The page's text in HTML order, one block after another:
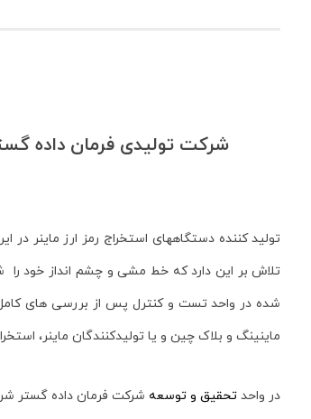
تلاش بر این دارد که خط مشی و چشم انداز خود را
شده در واحد تست و کنترل پس از بررسی های
ماینینگ و بلاک چین و یا تولیدکنندگان ماینر،
در واحد تحقیق و توسعه شرکت فرمان داده گستر